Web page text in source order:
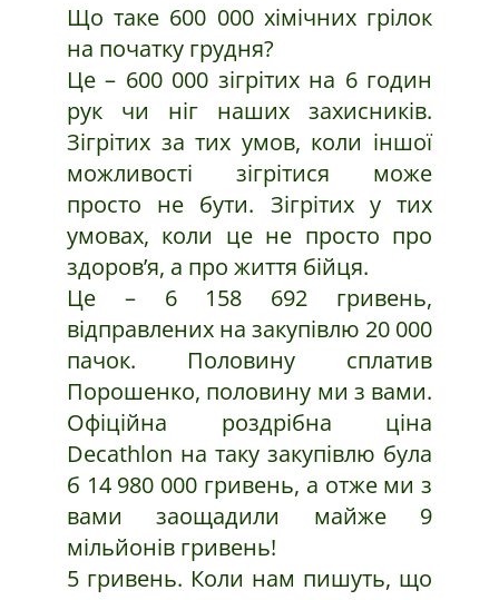
Що таке 600 000 хімічних грілок
на початку грудня?
Це – 600 000 зігрітих на 6 годин
рук чи ніг наших захисників.
Зігрітих за тих умов, коли іншої
можливості зігрітися може
просто не бути. Зігрітих у тих
умовах, коли це не просто про
здоров’я, а про життя бійця.
Це – 6 158 692 гривень,
відправлених на закупівлю 20 000
пачок. Половину сплатив
Порошенко, половину ми з вами.
Офіційна роздрібна ціна
Decathlon на таку закупівлю була
б 14 980 000 гривень, а отже ми з
вами заощадили майже 9
мільйонів гривень!
5 гривень. Коли нам пишуть, що